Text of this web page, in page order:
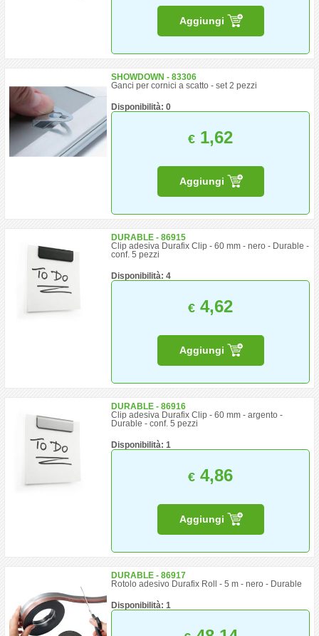
Aggiungi
SHOWDOWN - 83306
Ganci per cornici a scatto - set 2 pezzi
Disponibilità: 0
€ 1,62
Aggiungi
DURABLE - 86915
Clip adesiva Durafix Clip - 60 mm - nero - Durable -
conf. 5 pezzi
Disponibilità: 4
€ 4,62
Aggiungi
DURABLE - 86916
Clip adesiva Durafix Clip - 60 mm - argento -
Durable - conf. 5 pezzi
Disponibilità: 1
€ 4,86
Aggiungi
DURABLE - 86917
Rotolo adesivo Durafix Roll - 5 m - nero - Durable
Disponibilità: 1